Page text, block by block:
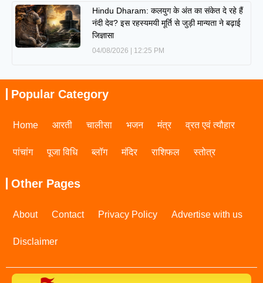
Hindu Dharam: कलयुग के अंत का संकेत दे रहे हैं
नंदी देव? इस रहस्यमयी मूर्ति से जुड़ी मान्यता ने बढ़ाई
जिज्ञासा
04/08/2026 12:25 PM
Popular Category
Home आरती चालीसा भजन मंत्र व्रत एवं त्यौहार
पांचांग पूजा विधि ब्लॉग मंदिर राशिफल स्तोत्र
Other Pages
About Contact Privacy Policy Advertise with us
Disclaimer